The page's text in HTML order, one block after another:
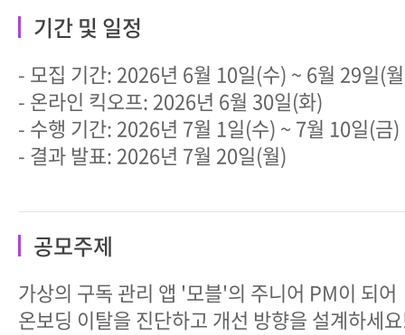
기간 및 일정
- 모집 기간: 2026년 6월 10일(수) ~ 6월 29일(
- 온라인 킥오프: 2026년 6월 30일(화)
- 수행 기간: 2026년 7월 1일(수) ~ 7월 10일(금)
- 결과 발표: 2026년 7월 20일(월)
공모주제
가상의 구독 관리 앱 '모블'의 주니어 PM이 되
온보딩 이탈을 진단하고 개선 방향을 설계하세